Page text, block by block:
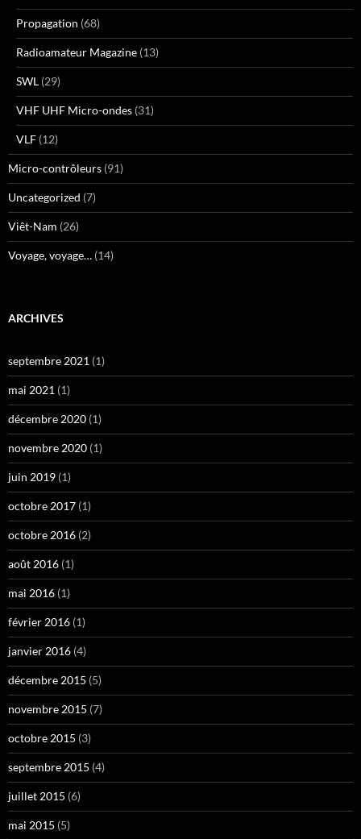
Propagation (68)
Radioamateur Magazine (13)
SWL (29)
VHF UHF Micro-ondes (31)
VLF (12)
Micro-contrôleurs (91)
Uncategorized (7)
Viêt-Nam (26)
Voyage, voyage… (14)
ARCHIVES
septembre 2021 (1)
mai 2021 (1)
décembre 2020 (1)
novembre 2020 (1)
juin 2019 (1)
octobre 2017 (1)
octobre 2016 (2)
août 2016 (1)
mai 2016 (1)
février 2016 (1)
janvier 2016 (4)
décembre 2015 (5)
novembre 2015 (7)
octobre 2015 (3)
septembre 2015 (4)
juillet 2015 (6)
mai 2015 (5)